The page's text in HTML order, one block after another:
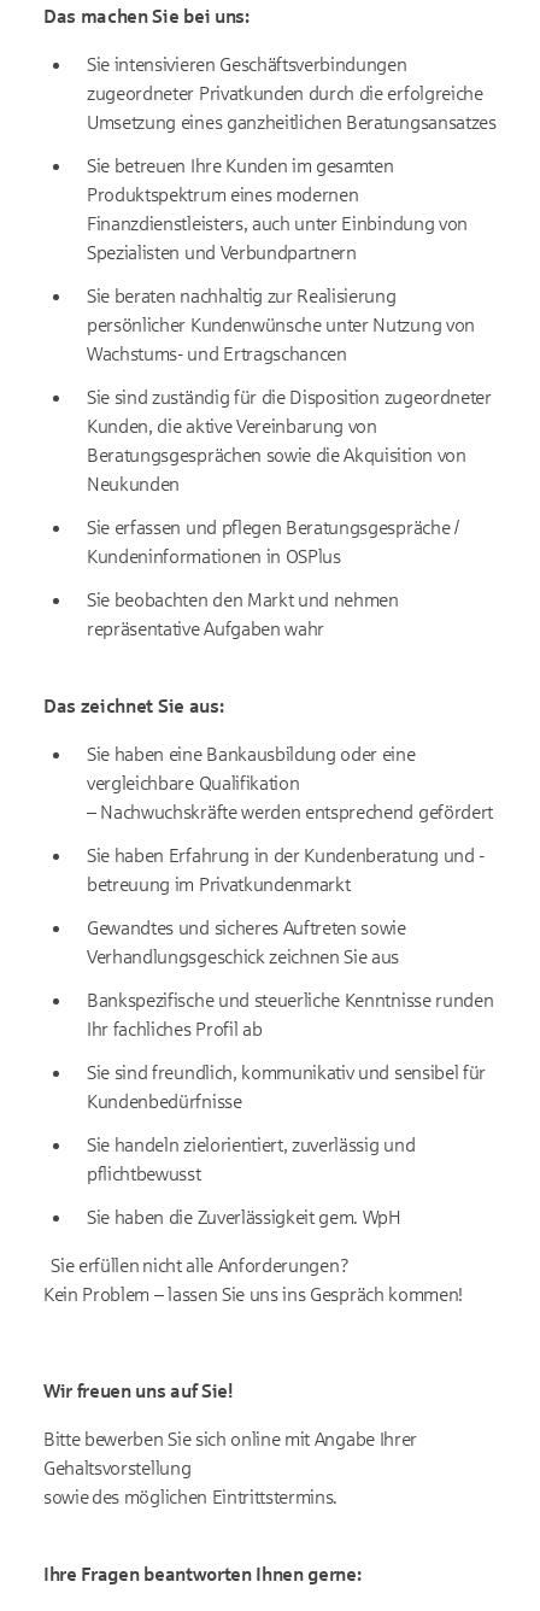
Das machen Sie bei uns:
Sie intensivieren Geschäftsverbindungen
zugeordneter Privatkunden durch die erfolgreiche
Umsetzung eines ganzheitlichen Beratungsansatzes
Sie betreuen Ihre Kunden im gesamten
Produktspektrum eines modernen
Finanzdienstleisters, auch unter Einbindung von
Spezialisten und Verbundpartnern
Sie beraten nachhaltig zur Realisierung
persönlicher Kundenwünsche unter Nutzung von
Wachstums- und Ertragschancen
Sie sind zuständig für die Disposition zugeordneter
Kunden, die aktive Vereinbarung von
Beratungsgesprächen sowie die Akquisition von
Neukunden
Sie erfassen und pflegen Beratungsgespräche /
Kundeninformationen in OSPlus
Sie beobachten den Markt und nehmen
repräsentative Aufgaben wahr
Das zeichnet Sie aus:
Sie haben eine Bankausbildung oder eine
vergleichbare Qualifikation
– Nachwuchskräfte werden entsprechend gefördert
Sie haben Erfahrung in der Kundenberatung und -
betreuung im Privatkundenmarkt
Gewandtes und sicheres Auftreten sowie
Verhandlungsgeschick zeichnen Sie aus
Bankspezifische und steuerliche Kenntnisse runden
Ihr fachliches Profil ab
Sie sind freundlich, kommunikativ und sensibel für
Kundenbedürfnisse
Sie handeln zielorientiert, zuverlässig und
pflichtbewusst
Sie haben die Zuverlässigkeit gem. WpH
Sie erfüllen nicht alle Anforderungen?
Kein Problem – lassen Sie uns ins Gespräch kommen!
Wir freuen uns auf Sie!
Bitte bewerben Sie sich online mit Angabe Ihrer
Gehaltsvorstellung
sowie des möglichen Eintrittstermins.
Ihre Fragen beantworten Ihnen gerne: